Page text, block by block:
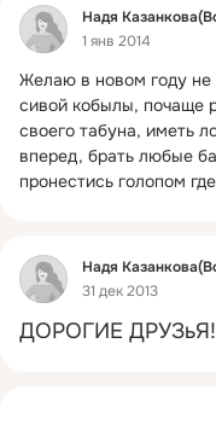
Фид
Надя
1 янв 2014
Желаю в новом году не
сивой кобылы, почаще
своего табуна, иметь
вперед, брать любые
пронестись голопом
Фид
Надя
31 дек 2013
ДОРОГИЕ ДРУЗьЯ!